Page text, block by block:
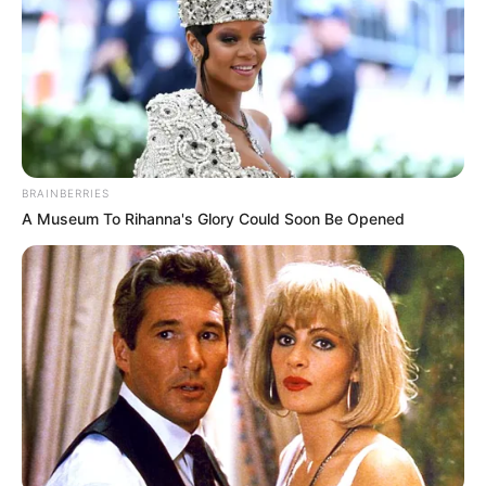
Júliának nevezték őket. Éva a lapnak elmondta,
hogy amikor elkezdett az Igazságügyi Minisztérium
sajtóosztályán dolgozni,
Varga Juditot egy nagy munkabírású, a kollégáival
közvetlen kapcsolatot ápoló embernek ismerte
meg, ám már mikor a tárcához került, újdonsült
kollégái rögtön óva intették, hogy az akkori férjével
vigyázni kell.
Míg Varga Juditot egy két lábbal a földön járó,
következetes, ugyanakkor emberséges vezetőnek
ismertem meg, addig a volt férjét egy fennhéjázó
életet élő személynek tartottam, akiben folyton
munkált a szereplési vágy, minden mozdulata arra
irányult, hogy a reflektorfényben legyen” –
BRAINBERRIES
A Museum To Rihanna's Glory Could Soon Be Opened